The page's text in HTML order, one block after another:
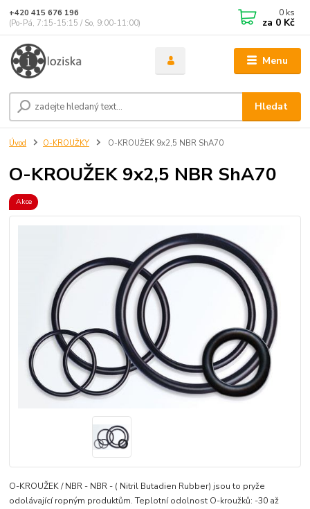
Menu
Hledat
+420 415 676 196
(Po-Pá, 7:15-15:15 / So, 9:00-11:00)
0 ks
za 0 Kč
Úvod O-KROUŽKY O-KROUŽEK 9x2,5 NBR ShA70
O-KROUŽEK 9x2,5 NBR ShA70
Akce
O-KROUŽEK / NBR - NBR - ( Nitril Butadien Rubber) jsou to pryže
odolávající ropným produktům. Teplotní odolnost O-kroužků: -30 až